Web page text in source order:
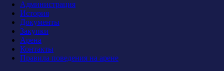
Администрация
История
Документы
Закупки
Арена
Контакты
Правила поведения на арене